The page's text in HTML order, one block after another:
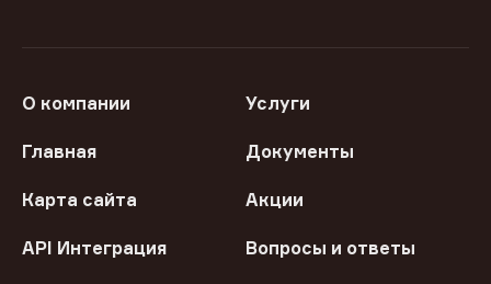
О компании Услуги
Главная Документы
Карта сайта Акции
API Интеграция Вопросы и ответы